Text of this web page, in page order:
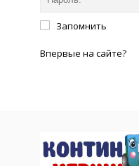
Запомнить
Впервые на сайте?